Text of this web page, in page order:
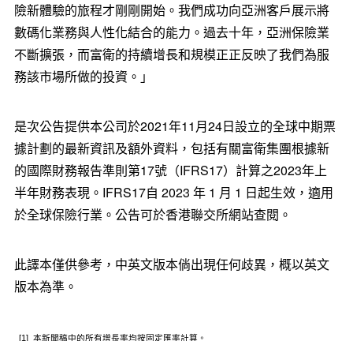
險新體驗的旅程才剛剛開始。我們成功向亞洲客戶展示將
數碼化業務與人性化結合的能力。過去十年，亞洲保險業
不斷擴張，而富衛的持續增長和規模正正反映了我們為服
務該市場所做的投資。」
是次公告提供本公司於2021年11月24日設立的全球中期票
據計劃的最新資訊及額外資料，包括有關富衛集團根據新
的國際財務報告準則第17號（IFRS17）計算之2023年上
半年財務表現。IFRS17自 2023 年 1 月 1 日起生效，適用
於全球保險行業。公告可於香港聯交所網站查閱。
此譯本僅供參考，中英文版本倘出現任何歧異，概以英文
版本為準。
[1] 本新聞稿中的所有增長率均按固定匯率計算。